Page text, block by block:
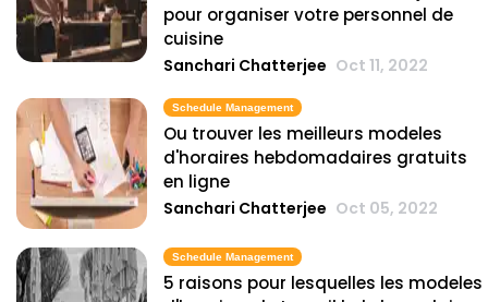
pour organiser votre personnel de
cuisine
Sanchari Chatterjee Oct 11, 2022
Schedule Management
Ou trouver les meilleurs modeles
d'horaires hebdomadaires gratuits
en ligne
Sanchari Chatterjee Oct 05, 2022
Schedule Management
5 raisons pour lesquelles les modeles